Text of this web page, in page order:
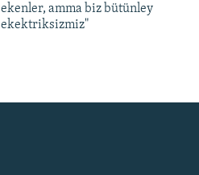
ekenler, amma biz bütünley
ekektriksizmiz"